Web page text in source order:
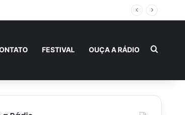
FESTIVAL OUÇA A RÁDIO